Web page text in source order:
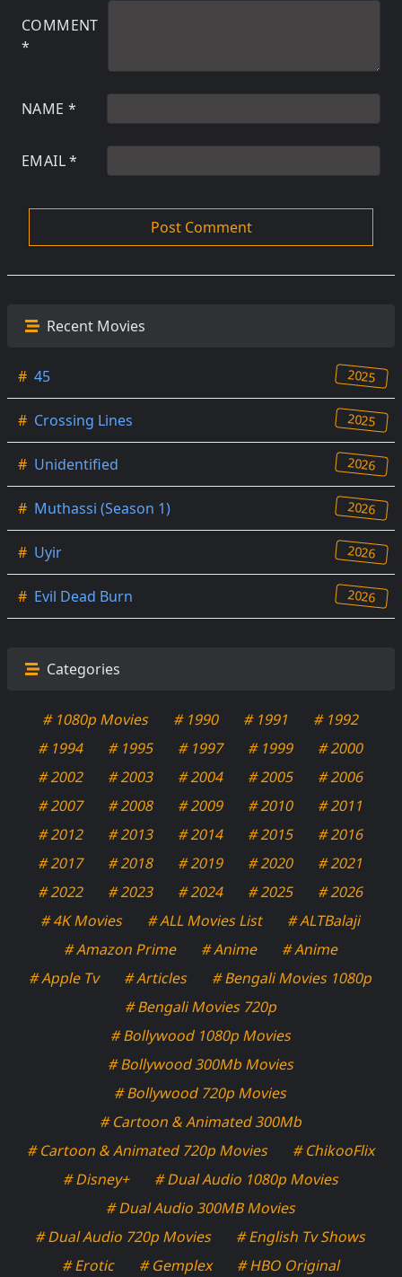
COMMENT
*
NAME *
EMAIL*
Recent Movies
# 45 2025
# Crossing Lines 2025
# Unidentified 2026
# Muthassi (Season 1) 2026
# Uyir 2026
# Evil Dead Burn 2026
Categories
# 1080p Movies # 1990 # 1991
# 1992
# 1994
# 1995 # 1997 # 1999
# 2000
# 2002
# 2003 # 2004 # 2005
# 2006
# 2007
# 2008 # 2009 # 2010
# 2011
# 2012
# 2013 # 2014 # 2015
# 2016
# 2017
# 2018 # 2019 # 2020
# 2021
# 2022
# 2023 # 2024 # 2025
# 2026
# 4K Movies
# ALL Movies List
# ALTBalaji
# Amazon Prime
# Anime
# Anime
# Apple Tv
# Articles
# Bengali Movies 1080p
# Bengali Movies 720p
# Bollywood 1080p Movies
# Bollywood 300Mb Movies
# Bollywood 720p Movies
# Cartoon & Animated 300Mb
# Cartoon & Animated 720p Movies
# ChikooFlix
# Disney+
# Dual Audio 1080p Movies
# Dual Audio 300MB Movies
# Dual Audio 720p Movies
# English Tv Shows
# Erotic
# Gemplex
# HBO Original